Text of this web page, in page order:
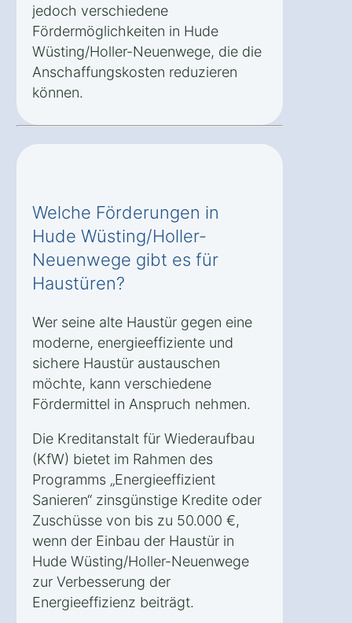
jedoch verschiedene
Fördermöglichkeiten in Hude
Wüsting/Holler-Neuenwege, die die
Anschaffungskosten reduzieren
können.
Welche Förderungen in
Hude Wüsting/Holler-
Neuenwege gibt es für
Haustüren?
Wer seine alte Haustür gegen eine
moderne, energieeffiziente und
sichere Haustür austauschen
möchte, kann verschiedene
Fördermittel in Anspruch nehmen.
Die Kreditanstalt für Wiederaufbau
(KfW) bietet im Rahmen des
Programms „Energieeffizient
Sanieren“ zinsgünstige Kredite oder
Zuschüsse von bis zu 50.000 €,
wenn der Einbau der Haustür in
Hude Wüsting/Holler-Neuenwege
zur Verbesserung der
Energieeffizienz beiträgt.